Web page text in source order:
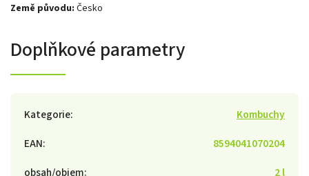
Země původu: Česko
Doplňkové parametry
Kategorie:
Kombuchy
EAN:
8594041070204
obsah/objem:
2 l